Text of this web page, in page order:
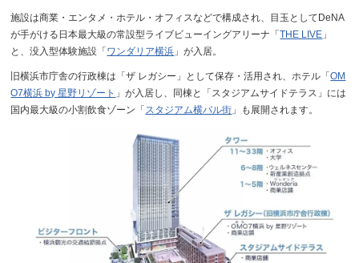
施設は商業・エンタメ・ホテル・オフィスなどで構成され、目玉としてDeNA
が手がける日本最大級の常設型ライブビューイングアリーナ「THE LIVE 」
と、没入型体験施設「 ワンダリア横浜 」が入居。
旧横浜市庁舎の行政棟は「ザ レガシー」として保存・活用され、ホテル「OM
O7横浜 by 星野リゾート 」が入居し、同棟と「スタジアムサイドテラス」には
国内最大級の小割飲食ゾーン「 スタジアム横バル街 」も展開されます。